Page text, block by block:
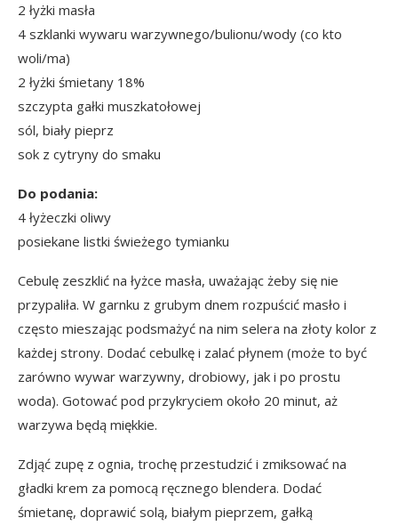
2 łyżki masła
4 szklanki wywaru warzywnego/bulionu/wody (co kto
woli/ma)
2 łyżki śmietany 18%
szczypta gałki muszkatołowej
sól, biały pieprz
sok z cytryny do smaku
Do podania:
4 łyżeczki oliwy
posiekane listki świeżego tymianku
Cebulę zeszklić na łyżce masła, uważając żeby się nie
przypaliła. W garnku z grubym dnem rozpuścić masło i
często mieszając podsmażyć na nim selera na złoty kolor z
każdej strony. Dodać cebulkę i zalać płynem (może to być
zarówno wywar warzywny, drobiowy, jak i po prostu
woda). Gotować pod przykryciem około 20 minut, aż
warzywa będą miękkie.
Zdjąć zupę z ognia, trochę przestudzić i zmiksować na
gładki krem za pomocą ręcznego blendera. Dodać
śmietanę, doprawić solą, białym pieprzem, gałką